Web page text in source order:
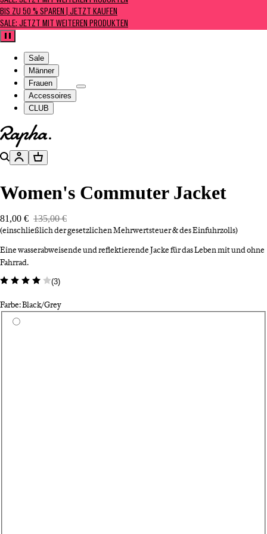
BIS ZU 50 % SPAREN | JETZT KAUFEN
SALE: JETZT MIT WEITEREN PRODUKTEN
Pause
Sale
Männer
Frauen
Accessoires
CLUB
Zur Homepage gehen
SucheKontoWarenkorb
Women's Commuter Jacket
81,00 € 135,00 €
(einschließlich der gesetzlichen Mehrwertsteuer & des Einfuhrzolls)
Eine wasserabweisende und reflektierende Jacke für das Leben mit und ohne
Fahrrad.
(3)
Farbe: Black/Grey
Wähle eine Farbe